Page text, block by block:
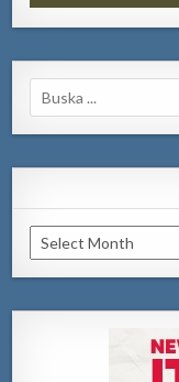
Search
for:
Archivo